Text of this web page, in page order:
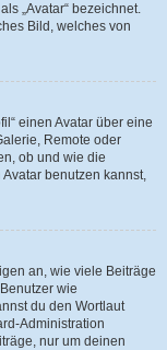
„Avatar“ bezeichnet.
Bild, welches von
einen Avatar über eine
Remote oder
ob und wie die
benutzen kannst,
an, wie viele Beiträge
wie
du den Wortlaut
Administration
nur um deinen